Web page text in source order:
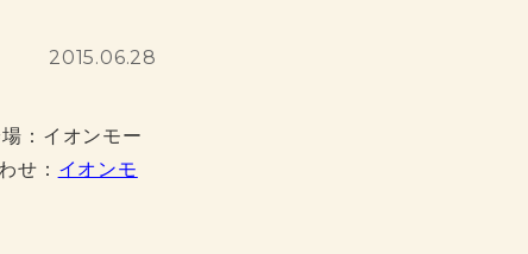
2015.06.28
：イオンモー
せ： イオンモ